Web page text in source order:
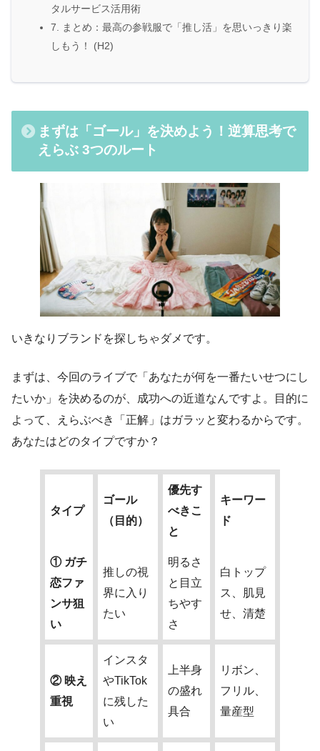
タルサービス活用術
7. まとめ：最高の参戦服で「推し活」を思いっきり楽
しもう！ (H2)
まずは「ゴール」を決めよう！逆算思考で
えらぶ 3つのルート
いきなりブランドを探しちゃダメです。
まずは、今回のライブで「あなたが何を一番たいせつにし
たいか」を決めるのが、成功への近道なんですよ。目的に
よって、えらぶべき「正解」はガラッと変わるからです。
あなたはどのタイプですか？
タイプ
ゴール
（目的）
優先す
べきこ
と
キーワー
ド
① ガチ
恋ファ
ンサ狙
い
推しの視
界に入り
たい
明るさ
と目立
ちやす
さ
白トップ
ス、肌見
せ、清楚
② 映え
重視
インスタ
やTikTok
に残した
い
上半身
の盛れ
具合
リボン、
フリル、
量産型